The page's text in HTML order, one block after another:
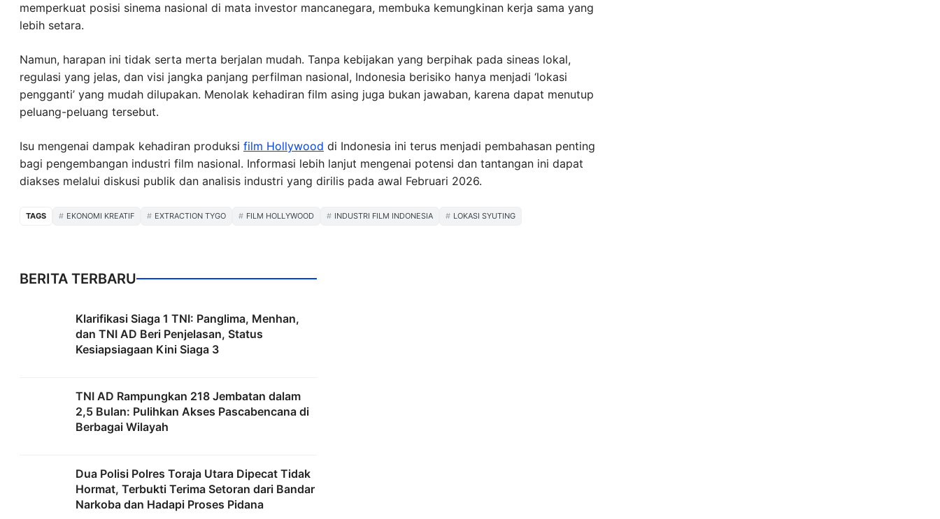
memperkuat posisi sinema nasional di mata investor mancanegara, membuka kemungkinan kerja sama yang
lebih setara.
Namun, harapan ini tidak serta merta berjalan mudah. Tanpa kebijakan yang berpihak pada sineas lokal,
regulasi yang jelas, dan visi jangka panjang perfilman nasional, Indonesia berisiko hanya menjadi ‘lokasi
pengganti’ yang mudah dilupakan. Menolak kehadiran film asing juga bukan jawaban, karena dapat menutup
peluang-peluang tersebut.
Isu mengenai dampak kehadiran produksi film Hollywood di Indonesia ini terus menjadi pembahasan penting
bagi pengembangan industri film nasional. Informasi lebih lanjut mengenai potensi dan tantangan ini dapat
diakses melalui diskusi publik dan analisis industri yang dirilis pada awal Februari 2026.
TAGS EKONOMI KREATIF EXTRACTION TYGO FILM HOLLYWOOD INDUSTRI FILM INDONESIA LOKASI SYUTING
BERITA TERBARU
Klarifikasi Siaga 1 TNI: Panglima, Menhan,
dan TNI AD Beri Penjelasan, Status
Kesiapsiagaan Kini Siaga 3
TNI AD Rampungkan 218 Jembatan dalam
2,5 Bulan: Pulihkan Akses Pascabencana di
Berbagai Wilayah
Dua Polisi Polres Toraja Utara Dipecat Tidak
Hormat, Terbukti Terima Setoran dari Bandar
Narkoba dan Hadapi Proses Pidana